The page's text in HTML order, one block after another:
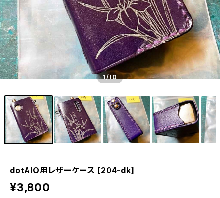
1/10
dotAIO用レザーケース [204-dk]
¥3,800